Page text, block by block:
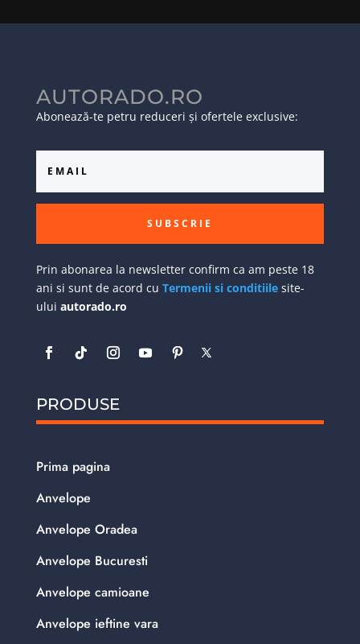
AUTORADO.RO
Abonează-te petru reduceri și ofertele exclusive:
SUBSCRIE
Prin abonarea la newsletter confirm ca am peste 18
ani si sunt de acord cu Termenii si conditiilesite-
ului autorado.ro
PRODUSE
Prima pagina
Anvelope
Anvelope Oradea
Anvelope Bucuresti
Anvelope camioane
Anvelope ieftine vara